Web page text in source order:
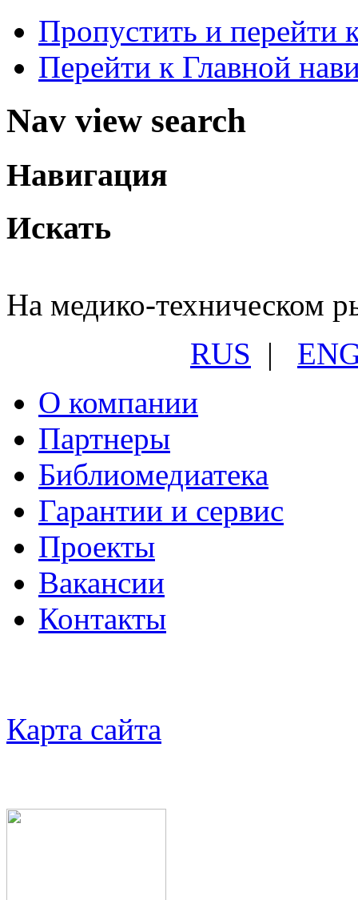
Пропустить и перейти
Перейти к Главной
Nav view search
Навигация
Искать
На медико-техническом
RUS |
О компании
Партнеры
Библиомедиатека
Гарантии и сервис
Проекты
Вакансии
Контакты
Карта сайта